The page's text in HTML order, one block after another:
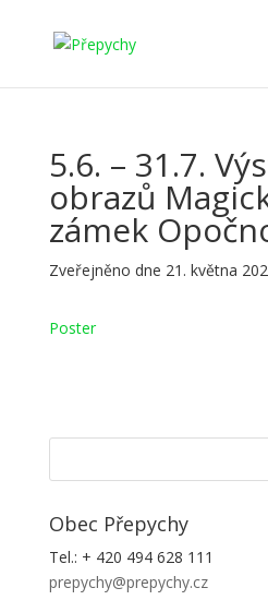
5.6. – 31.7.
obrazů
zámek
Zveřejněno dne 21. května
Poster
Obec Přepychy
Tel.: + 420 494 628 111
prepychy@prepychy.cz